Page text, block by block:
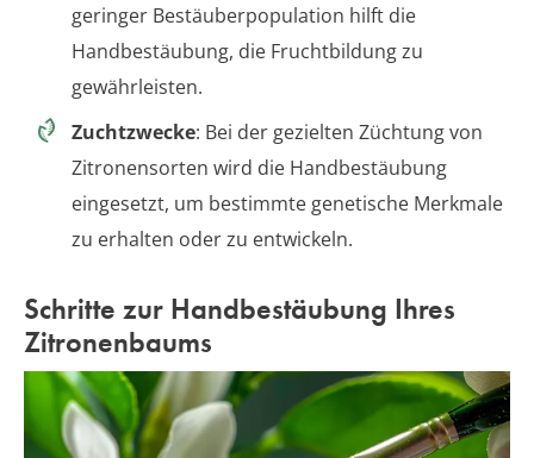
geringer Bestäuberpopulation hilft die
Handbestäubung, die Fruchtbildung zu
gewährleisten.
Zuchtzwecke: Bei der gezielten Züchtung von
Zitronensorten wird die Handbestäubung
eingesetzt, um bestimmte genetische Merkmale
zu erhalten oder zu entwickeln.
Schritte zur Handbestäubung Ihres
Zitronenbaums